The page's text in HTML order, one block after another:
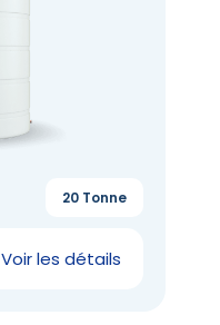
Voir les détails
20 Tonne